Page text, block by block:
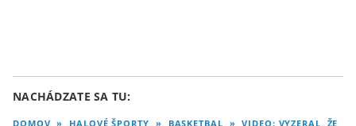
NACHÁDZATE SA TU:
DOMOV » HALOVÉ ŠPORTY » BASKETBAL » VIDEO: VYZERAL, ŽE